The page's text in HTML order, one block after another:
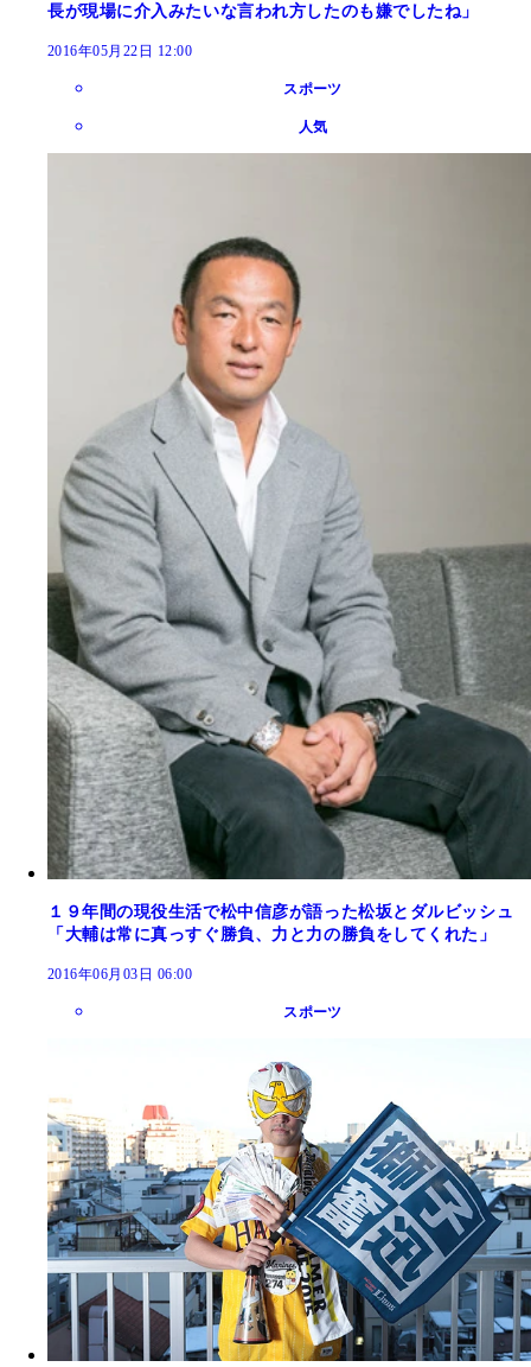
長が現場に介入みたいな言われ方したのも嫌でしたね」
2016年05月22日 12:00
スポーツ
人気
１９年間の現役生活で松中信彦が語った松坂とダルビッシュ
「大輔は常に真っすぐ勝負、力と力の勝負をしてくれた」
2016年06月03日 06:00
スポーツ